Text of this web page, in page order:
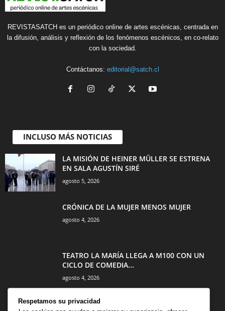
REVISTASATCH es un periódico online de artes escénicas, centrada en
la difusión, análisis y reflexión de los fenómenos escénicos, en co-relato
con la sociedad.
Contáctanos: editorial@satch.cl
INCLUSO MÁS NOTICIAS
LA MISIÓN DE HEINER MÜLLER SE ESTRENA
EN SALA AGUSTÍN SIRÉ
agosto 5, 2026
CRÓNICA DE LA MUJER MENOS MUJER
agosto 4, 2026
TEATRO LA MARÍA LLEGA A M100 CON UN
CICLO DE COMEDIA...
agosto 4, 2026
Respetamos su privacidad